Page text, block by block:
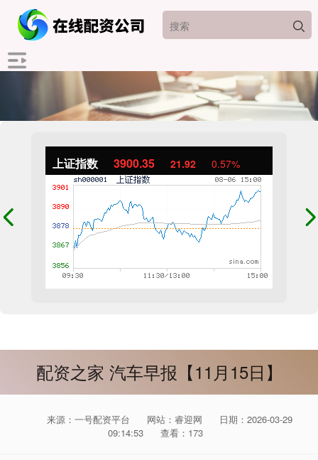
上证指数 3900.35 21.92 0.57%
配资之家 汽车早报【11月15日】
来源：一号配资平台 网站：睿迎网
日期：2026-03-29
09:14:53
查看：173